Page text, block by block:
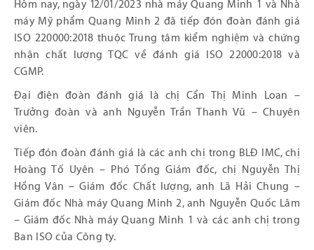
Hôm nay, ngày 12/01/2023 nhà máy Quang Minh 1 và Nhà
máy Mỹ phẩm Quang Minh 2 đã tiếp đón đoàn đánh giá
ISO 220000:2018 thuộc Trung tâm kiểm nghiệm và chứng
nhận chất lượng TQC về đánh giá ISO 22000:2018 và
CGMP.
Đại điện đoàn đánh giá là chị Cẩn Thị Minh Loan –
Trưởng đoàn và anh Nguyễn Trần Thanh Vũ – Chuyên
viên.
Tiếp đón đoàn đánh giá là các anh chị trong BLĐ IMC, chị
Hoàng Tố Uyên – Phó Tổng Giám đốc, chị Nguyễn Thị
Hồng Vân – Giám đốc Chất lượng, anh Lã Hải Chung –
Giám đốc Nhà máy Quang Minh 2, anh Nguyễn Quốc Lâm
– Giám đốc Nhà máy Quang Minh 1 và các anh chị trong
Ban ISO của Công ty.